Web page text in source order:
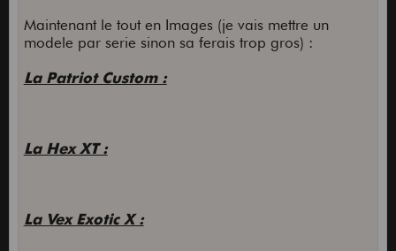
Maintenant le tout en Images (je vais mettre un
modele par serie sinon sa ferais trop gros) :
La Patriot Custom :
La Hex XT :
La Vex Exotic X :